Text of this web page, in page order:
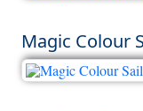
Magic Colour